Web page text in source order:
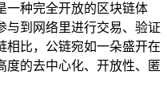
一种完全开放的区块链体
与到网络里进行交易、验证
相比，公链宛如一朵盛开在
度的去中心化、开放性、匿